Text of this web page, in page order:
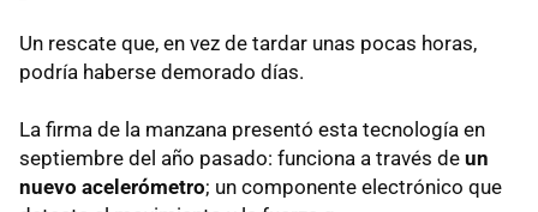
Un rescate que, en vez de tardar unas pocas horas,
podría haberse demorado días.
La firma de la manzana presentó esta tecnología en
septiembre del año pasado: funciona a través de un
nuevo acelerómetro; un componente electrónico que